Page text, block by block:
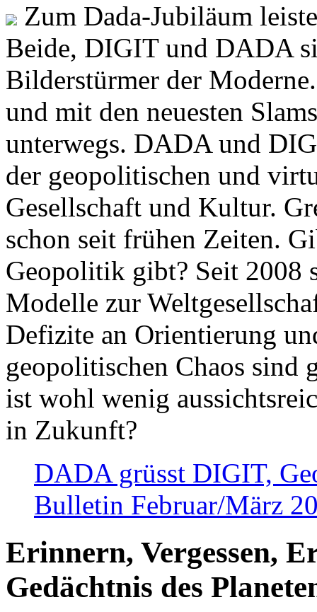
Zum Dada-Jubiläum
Beide, DIGIT und DADA
Bilderstürmer der
und mit den neuesten
unterwegs. DADA und
der geopolitischen und
Gesellschaft und Kultur.
schon seit frühen Zeiten.
Geopolitik gibt? Seit 2008
Modelle zur
Defizite an Orientierung
geopolitischen Chaos sind
ist wohl wenig
in Zukunft?
DADA grüsst DIGIT,
Bulletin Februar/März
Erinnern, Vergessen,
Gedächtnis des